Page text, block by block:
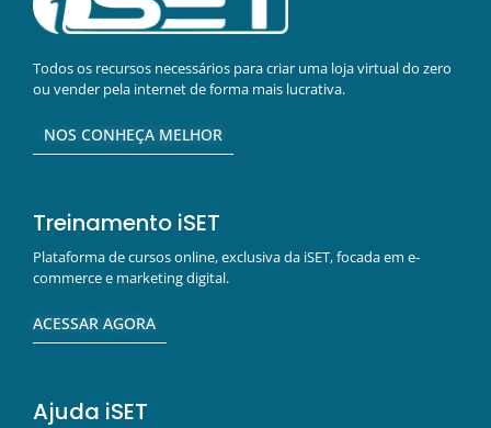
Todos os recursos necessários para criar uma loja virtual do zero
ou vender pela internet de forma mais lucrativa.
NOS CONHEÇA MELHOR
Treinamento iSET
Plataforma de cursos online, exclusiva da iSET, focada em e-
commerce e marketing digital.
ACESSAR AGORA
Ajuda iSET